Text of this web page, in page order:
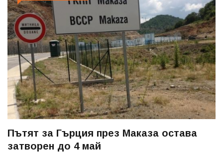
Пътят за Гърция през Маказа остава
затворен до 4 май